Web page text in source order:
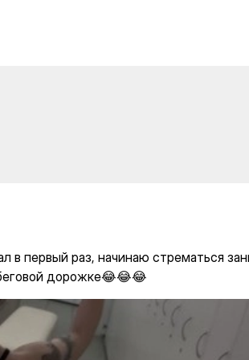
начинаю
в первый раз, начинаю стрематься
дорожке😂😂😂